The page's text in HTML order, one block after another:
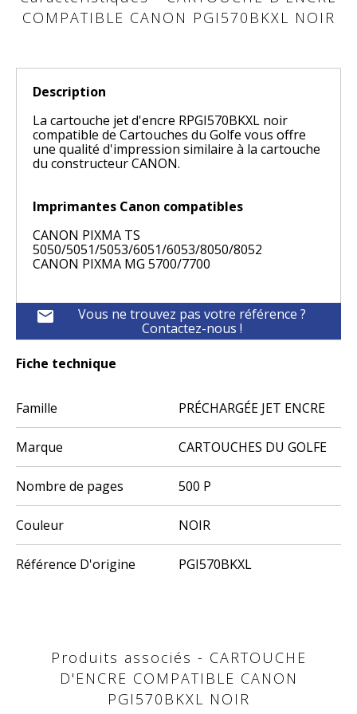
COMPATIBLE CANON PGI570BKXL NOIR
Description
La cartouche jet d'encre RPGI570BKXL noir
compatible de Cartouches du Golfe vous offre
une qualité d'impression similaire à la cartouche
du constructeur CANON.
Imprimantes Canon compatibles
CANON PIXMA TS
5050/5051/5053/6051/6053/8050/8052
CANON PIXMA MG 5700/7700
mail
Vous ne trouvez pas votre référence ?
Contactez-nous !
Fiche technique
Famille PRÉCHARGÉE JET ENCRE
Marque CARTOUCHES DU GOLFE
Nombre de pages 500 P
Couleur NOIR
Référence D'origine PGI570BKXL
Produits associés - CARTOUCHE
D'ENCRE COMPATIBLE CANON
PGI570BKXL NOIR